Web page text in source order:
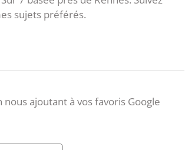
sujets préférés.
ajoutant à vos favoris Google